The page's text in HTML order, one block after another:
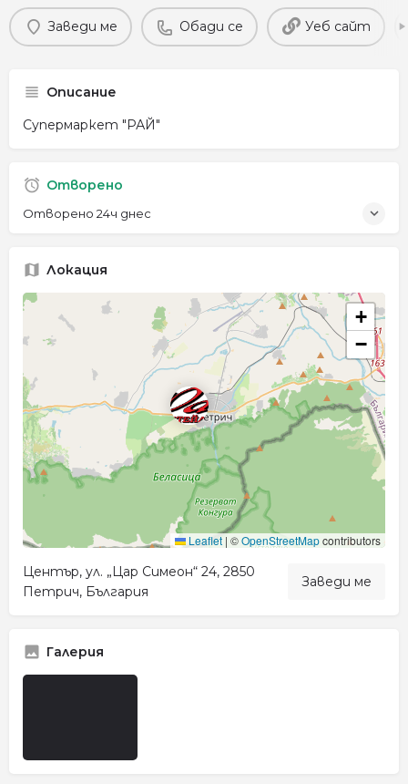
Заведи ме Обади се Уеб сайт
Описание
Супермаркет "РАЙ"
Отворено
Отворено 24ч днес
Локация
+
−
Leaflet | ©OpenStreetMapcontributors
Център, ул. „Цар Симеон“ 24, 2850
Петрич, България
Заведи ме
Галерия